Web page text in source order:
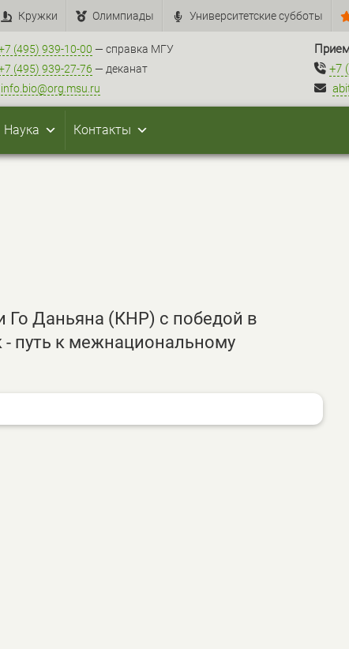
Кружки Олимпиады Университетские субботы
(495) 939-10-00 — справка МГУ
(495) 939-27-76 — деканат
info.bio@org.msu.ru
+7
Наука Контакты
Го Даньяна (КНР) с победой в
путь к межнациональному